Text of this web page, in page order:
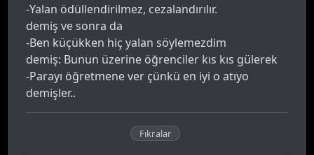
-Yalan ödüllendirilmez, cezalandırılır.
demiş ve sonra da
-Ben küçükken hiç yalan söylemezdim
demiş: Bunun üzerine öğrenciler kıs kıs gülerek
-Parayı öğretmene ver çünkü en iyi o atıyo
demişler..
Fıkralar